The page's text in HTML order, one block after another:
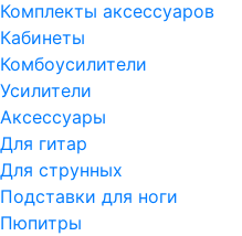
Комплекты аксессуаров
Кабинеты
Комбоусилители
Усилители
Аксессуары
Для гитар
Для струнных
Подставки для ноги
Пюпитры